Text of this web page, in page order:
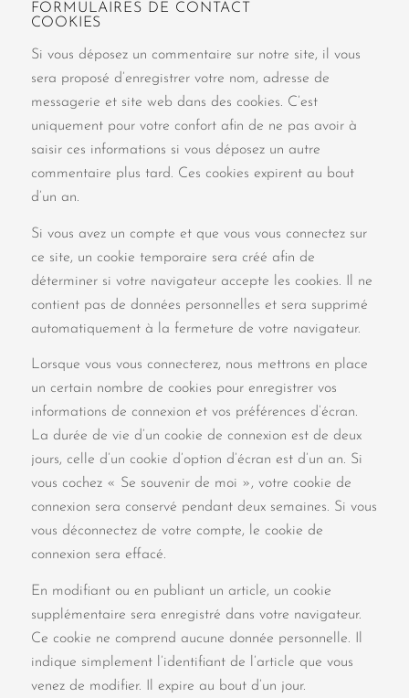
FORMULAIRES DE CONTACT
COOKIES
Si vous déposez un commentaire sur notre site, il vous
sera proposé d’enregistrer votre nom, adresse de
messagerie et site web dans des cookies. C’est
uniquement pour votre confort afin de ne pas avoir à
saisir ces informations si vous déposez un autre
commentaire plus tard. Ces cookies expirent au bout
d’un an.
Si vous avez un compte et que vous vous connectez sur
ce site, un cookie temporaire sera créé afin de
déterminer si votre navigateur accepte les cookies. Il ne
contient pas de données personnelles et sera supprimé
automatiquement à la fermeture de votre navigateur.
Lorsque vous vous connecterez, nous mettrons en place
un certain nombre de cookies pour enregistrer vos
informations de connexion et vos préférences d’écran.
La durée de vie d’un cookie de connexion est de deux
jours, celle d’un cookie d’option d’écran est d’un an. Si
vous cochez « Se souvenir de moi », votre cookie de
connexion sera conservé pendant deux semaines. Si vous
vous déconnectez de votre compte, le cookie de
connexion sera effacé.
En modifiant ou en publiant un article, un cookie
supplémentaire sera enregistré dans votre navigateur.
Ce cookie ne comprend aucune donnée personnelle. Il
indique simplement l’identifiant de l’article que vous
venez de modifier. Il expire au bout d’un jour.